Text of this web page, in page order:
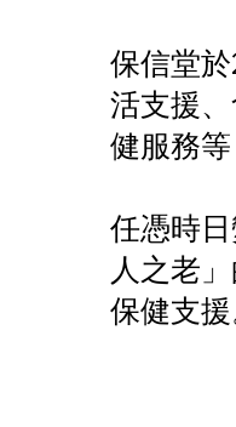
保信堂
活支援
健服務
任憑時
人之老
保健支援